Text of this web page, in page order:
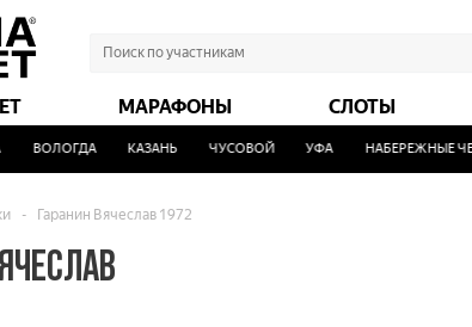
МАРАФОНЫ СЛОТЫ
ВОЛОГДА КАЗАНЬ ЧУСОВОЙ УФА НАБЕРЕЖНЫЕ
- Гаранин Вячеслав 1972